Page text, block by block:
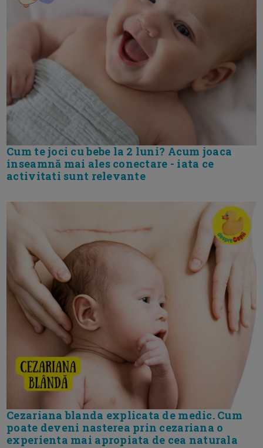
Cum te joci cu bebe la 2 luni? Acum joaca
inseamnă mai ales conectare - iata ce
activitati sunt relevante
Cezariana blanda explicata de medic. Cum
poate deveni nasterea prin cezariana o
experienta mai apropiata de cea naturala